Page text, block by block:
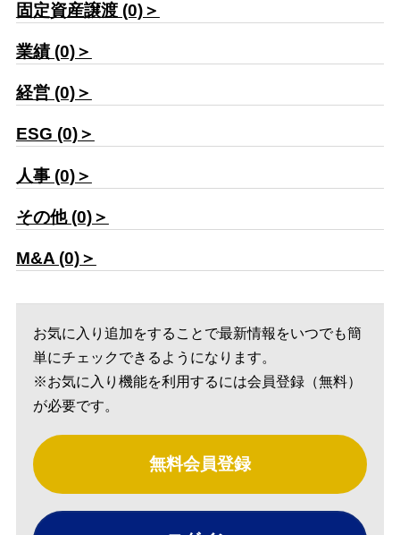
固定資産譲渡 (0)＞
業績 (0)＞
経営 (0)＞
ESG (0)＞
人事 (0)＞
その他 (0)＞
M&A (0)＞
お気に入り追加をすることで最新情報をいつでも簡
単にチェックできるようになります。
※お気に入り機能を利用するには会員登録（無料）
が必要です。
無料会員登録